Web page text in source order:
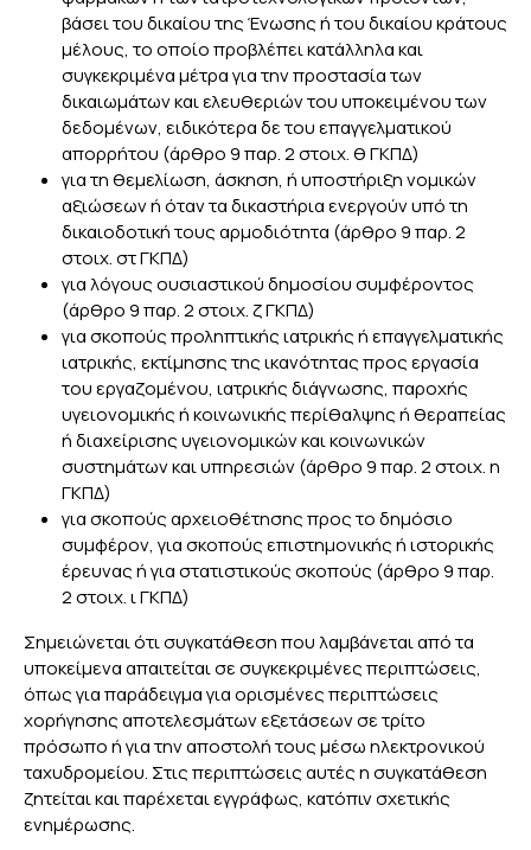
βάσει του δικαίου της Ένωσης ή του δικαίου κράτους
μέλους, το οποίο προβλέπει κατάλληλα και
συγκεκριμένα μέτρα για την προστασία των
δικαιωμάτων και ελευθεριών του υποκειμένου των
δεδομένων, ειδικότερα δε του επαγγελματικού
απορρήτου (άρθρο 9 παρ. 2 στοιχ. θ ΓΚΠΔ)
για τη θεμελίωση, άσκηση, ή υποστήριξη νομικών
αξιώσεων ή όταν τα δικαστήρια ενεργούν υπό τη
δικαιοδοτική τους αρμοδιότητα (άρθρο 9 παρ. 2
στοιχ. στ ΓΚΠΔ)
για λόγους ουσιαστικού δημοσίου συμφέροντος
(άρθρο 9 παρ. 2 στοιχ. ζ ΓΚΠΔ)
για σκοπούς προληπτικής ιατρικής ή επαγγελματικής
ιατρικής, εκτίμησης της ικανότητας προς εργασία
του εργαζομένου, ιατρικής διάγνωσης, παροχής
υγειονομικής ή κοινωνικής περίθαλψης ή θεραπείας
ή διαχείρισης υγειονομικών και κοινωνικών
συστημάτων και υπηρεσιών (άρθρο 9 παρ. 2 στοιχ. η
ΓΚΠΔ)
για σκοπούς αρχειοθέτησης προς το δημόσιο
συμφέρον, για σκοπούς επιστημονικής ή ιστορικής
έρευνας ή για στατιστικούς σκοπούς (άρθρο 9 παρ.
2 στοιχ. ι ΓΚΠΔ)
Σημειώνεται ότι συγκατάθεση που λαμβάνεται από τα
υποκείμενα απαιτείται σε συγκεκριμένες περιπτώσεις,
όπως για παράδειγμα για ορισμένες περιπτώσεις
χορήγησης αποτελεσμάτων εξετάσεων σε τρίτο
πρόσωπο ή για την αποστολή τους μέσω ηλεκτρονικού
ταχυδρομείου. Στις περιπτώσεις αυτές η συγκατάθεση
ζητείται και παρέχεται εγγράφως, κατόπιν σχετικής
ενημέρωσης.